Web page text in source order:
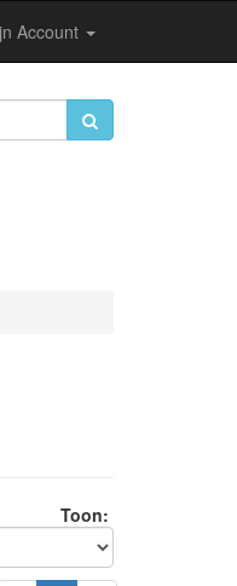
Account
Toon: